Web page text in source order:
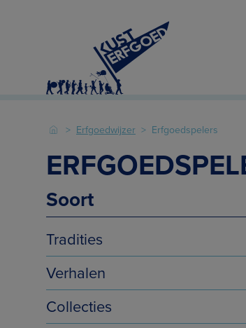
Erfgoedwijzer Erfgoedspelers
Soort
Tradities
Verhalen
Collecties